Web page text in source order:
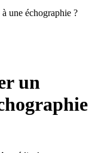
une échographie ?
un